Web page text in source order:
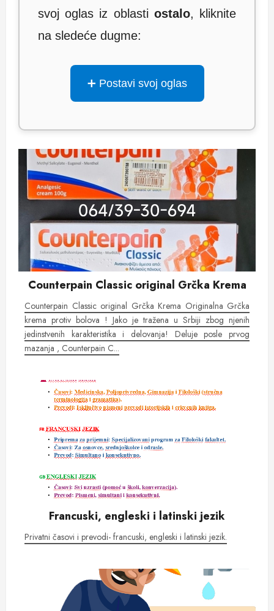
svoj oglas iz oblasti ostalo, kliknite
na sledeće dugme:
➕ Postavi svoj oglas
Counterpain Classic original Grčka Krema
Counterpain Classic original Grčka Krema Originalna Grčka
krema protiv bolova ! Jako je tražena u Srbiji zbog njenih
jedinstvenih karakteristika i delovanja! Deluje posle prvog
mazanja , Counterpain C...
Francuski, engleski i latinski jezik
Privatni časovi i prevodi- francuski, engleski i latinski jezik.